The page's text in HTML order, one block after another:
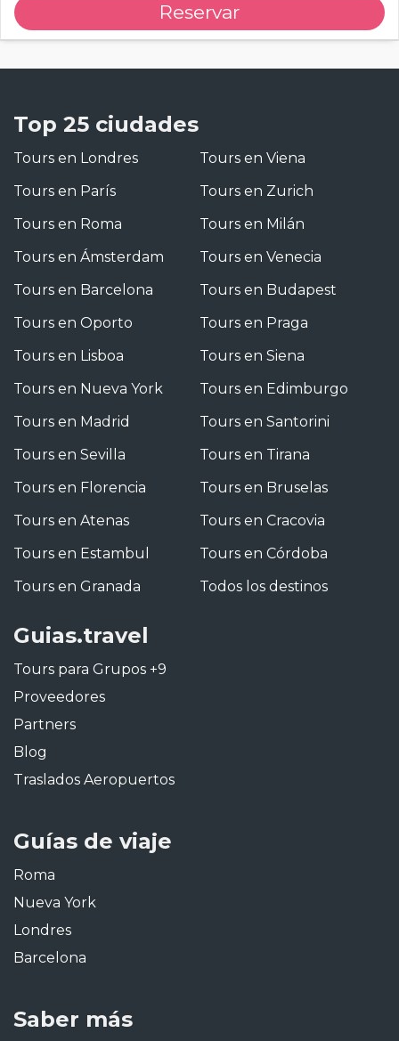
Reservar
Top 25 ciudades
Tours en Londres
Tours en París
Tours en Roma
Tours en Ámsterdam
Tours en Barcelona
Tours en Oporto
Tours en Lisboa
Tours en Nueva York
Tours en Madrid
Tours en Sevilla
Tours en Florencia
Tours en Atenas
Tours en Estambul
Tours en Granada
Tours en Viena
Tours en Zurich
Tours en Milán
Tours en Venecia
Tours en Budapest
Tours en Praga
Tours en Siena
Tours en Edimburgo
Tours en Santorini
Tours en Tirana
Tours en Bruselas
Tours en Cracovia
Tours en Córdoba
Todos los destinos
Guias.travel
Tours para Grupos +9
Proveedores
Partners
Blog
Traslados Aeropuertos
Guías de viaje
Roma
Nueva York
Londres
Barcelona
Saber más